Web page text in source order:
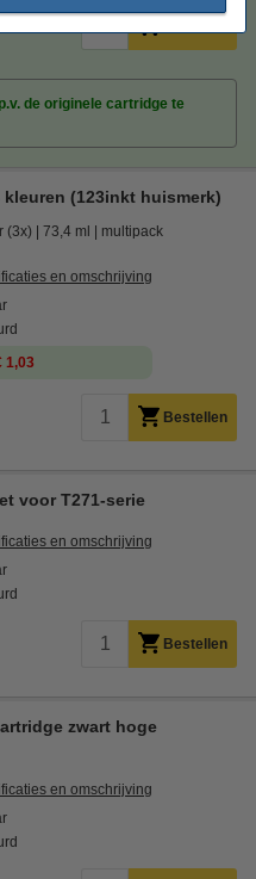
de originele cartridge te
(123inkt huismerk)
(3x) 73,4 ml multipack
en omschrijving
1,03
Bestellen
voor T271-serie
en omschrijving
Bestellen
zwart hoge
en omschrijving